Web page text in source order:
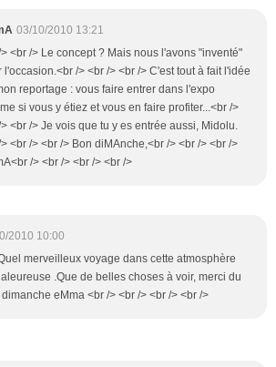
03/10/2010 13:21
<br /> Le concept ? Mais nous l'avons "inventé"
l'occasion.<br /> <br /> <br /> C'est tout à fait l'idée
reportage : vous faire entrer dans l'expo
si vous y étiez et vous en faire profiter...<br />
<br /> Je vois que tu y es entrée aussi, Midolu.
<br /> <br /> Bon diMAnche,<br /> <br /> <br />
/> <br /> <br /> <br />
2010 10:00
merveilleux voyage dans cette atmosphère
.Que de belles choses à voir, merci du
eMma <br /> <br /> <br /> <br />